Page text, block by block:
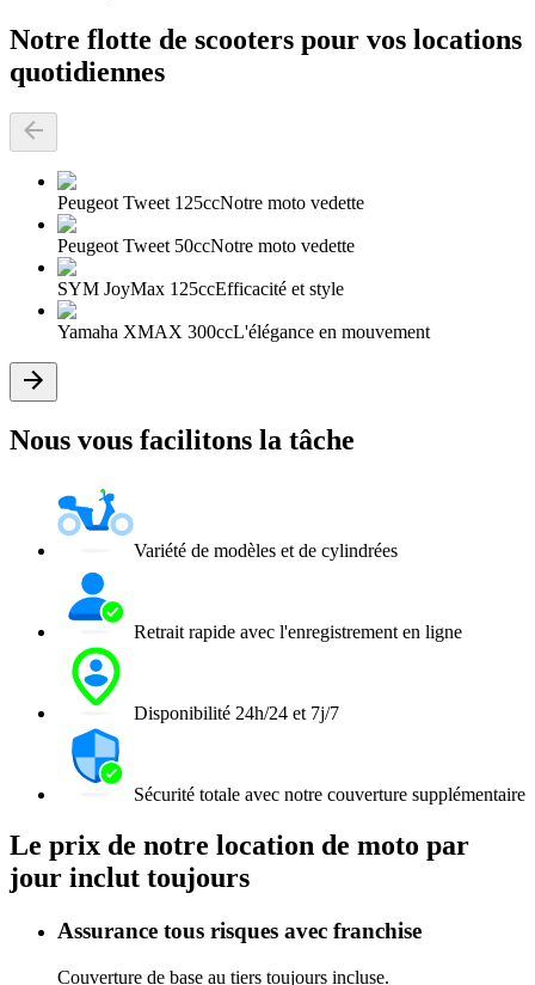
Notre flotte de scooters pour vos locations
quotidiennes
Peugeot Tweet 125ccNotre moto vedette
Peugeot Tweet 50ccNotre moto vedette
SYM JoyMax 125ccEfficacité et style
Yamaha XMAX 300ccL'élégance en mouvement
Nous vous facilitons la tâche
Variété de modèles et de cylindrées
Retrait rapide avec l'enregistrement en ligne
Disponibilité 24h/24 et 7j/7
Sécurité totale avec notre couverture supplémentaire
Le prix de notre location de moto par
jour inclut toujours
Assurance tous risques avec franchise
Couverture de base au tiers toujours incluse.